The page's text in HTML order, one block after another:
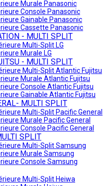
Murale Panasonic
Console Panasonic
Gainable Panasonic
Cassette Panasonic
- MULTI SPLIT
Multi-Split LG
Murale LG
- MULTI SPLIT
Multi-Split Atlantic Fujitsu
Murale Atlantic Fujitsu
Console Atlantic Fujitsu
Gainable Atlantic Fujitsu
MULTI SPLIT
Multi-Split Pacific General
Murale Pacific General
Console Pacific General
SPLIT
Multi-Split Samsung
Murale Samsung
Console Samsung
Multi-Split Heiwa